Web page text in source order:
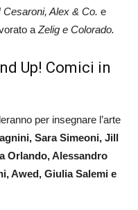
Alex & Co. e
a Zelig e Colorado.
Up! Comici in
per insegnare l’arte
Sara Simeoni, Jill
Orlando, Alessandro
Awed, Giulia Salemi e